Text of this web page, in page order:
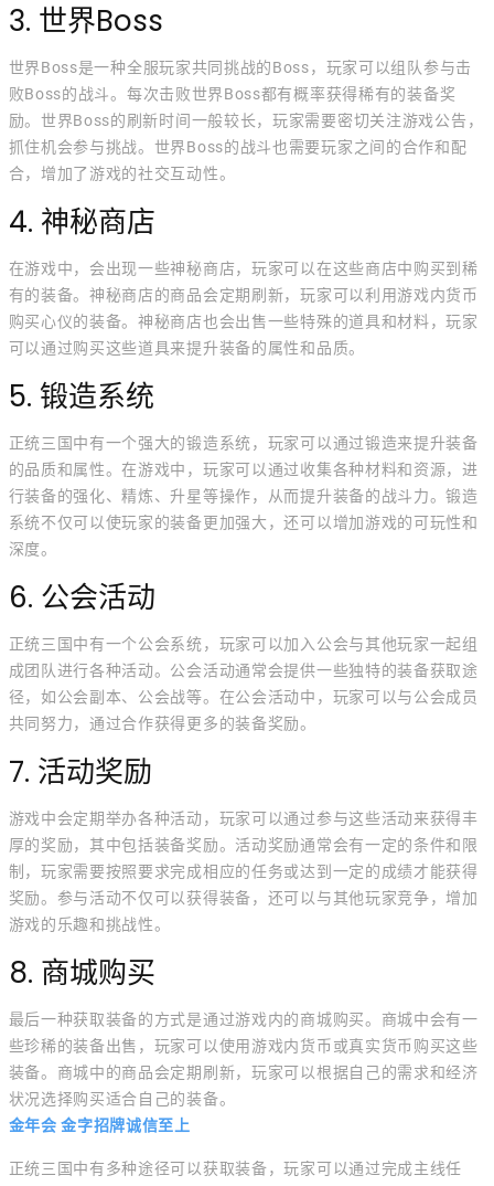
3. 世界Boss
世界Boss是一种全服玩家共同挑战的Boss，玩家可以组队参与击
败Boss的战斗。每次击败世界Boss都有概率获得稀有的装备奖
励。世界Boss的刷新时间一般较长，玩家需要密切关注游戏公告，
抓住机会参与挑战。世界Boss的战斗也需要玩家之间的合作和配
合，增加了游戏的社交互动性。
4. 神秘商店
在游戏中，会出现一些神秘商店，玩家可以在这些商店中购买到稀
有的装备。神秘商店的商品会定期刷新，玩家可以利用游戏内货币
购买心仪的装备。神秘商店也会出售一些特殊的道具和材料，玩家
可以通过购买这些道具来提升装备的属性和品质。
5. 锻造系统
正统三国中有一个强大的锻造系统，玩家可以通过锻造来提升装备
的品质和属性。在游戏中，玩家可以通过收集各种材料和资源，进
行装备的强化、精炼、升星等操作，从而提升装备的战斗力。锻造
系统不仅可以使玩家的装备更加强大，还可以增加游戏的可玩性和
深度。
6. 公会活动
正统三国中有一个公会系统，玩家可以加入公会与其他玩家一起组
成团队进行各种活动。公会活动通常会提供一些独特的装备获取途
径，如公会副本、公会战等。在公会活动中，玩家可以与公会成员
共同努力，通过合作获得更多的装备奖励。
7. 活动奖励
游戏中会定期举办各种活动，玩家可以通过参与这些活动来获得丰
厚的奖励，其中包括装备奖励。活动奖励通常会有一定的条件和限
制，玩家需要按照要求完成相应的任务或达到一定的成绩才能获得
奖励。参与活动不仅可以获得装备，还可以与其他玩家竞争，增加
游戏的乐趣和挑战性。
8. 商城购买
最后一种获取装备的方式是通过游戏内的商城购买。商城中会有一
些珍稀的装备出售，玩家可以使用游戏内货币或真实货币购买这些
装备。商城中的商品会定期刷新，玩家可以根据自己的需求和经济
状况选择购买适合自己的装备。
金年会 金字招牌诚信至上
正统三国中有多种途径可以获取装备，玩家可以通过完成主线任